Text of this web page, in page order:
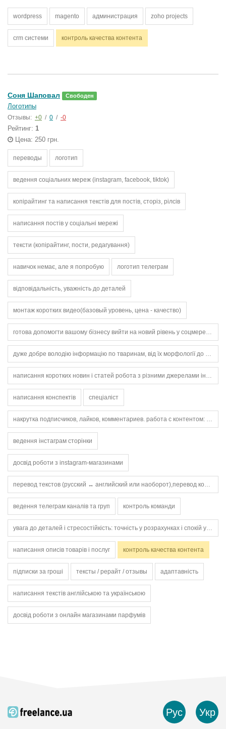
wordpress magento администрация zoho projects
crm системи контроль качества контента
Соня Шаповал Свободен
Логотипы
Отзывы: +0 / 0 / -0
Рейтинг: 1
Цена: 250 грн.
переводы логотип
ведення соціальних мереж (instagram, facebook, tiktok)
копірайтинг та написання текстів для постів, сторіз, рілсів
написання постів у соціальні мережі
тексти (копірайтинг, пости, редагування)
навичок немає, але я попробую логотип телеграм
відповідальність, уважність до деталей
монтаж коротких видео(базовый уровень, цена - качество)
готова допомогти вашому бізнесу вийти на новий рівень у соцмережах
дуже добре володію інформацію по тваринам, від їх морфології до годування і утримання.
написання коротких новин і статей робота з різними джерелами інформації швидко та грамотно викладати факти
написання конспектів спеціаліст
накрутка подписчиков, лайков, комментариев. работа с контентом: публикация, оформление сторис. оформление профиля и создание привлекательной страницы. быстрое выполнение простых заданий (подписки, лайки, комментарии).
ведення інстаграм сторінки
досвід роботи з instagram-магазинами
перевод текстов (русский ↔️ английский или наоборот),перевод коротких статей,перевод сообщений и писем,проверка грамматики и орфографии,работа с текстами для сайтов
ведення телеграм каналів та груп контроль команди
увага до деталей і стресостійкість: точність у розрахунках і спокій у кризових ситуаціях, як коливання ринку.
написання описів товарів і послуг контроль качества контента
підписки за гроші тексты / рерайт / отзывы адаптавність
написання текстів англійською та українською
досвід роботи з онлайн магазинами парфумів
Рус Укр